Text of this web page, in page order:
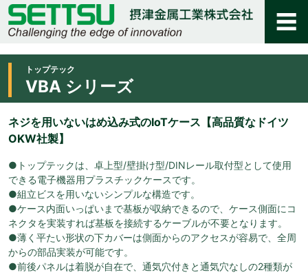
トップテック
VBA シリーズ
ネジを用いないはめ込み式のIoTケース【高品質なドイツ
OKW社製】
●トップテックは、卓上型/壁掛け型/DINレール取付型として使用
できる電子機器用プラスチックケースです。
●組立ビスを用いないシンプルな構造です。
●ケース内面いっぱいまで基板が収納できるので、ケース側面にコ
ネクタを実装すれば基板を接続するケーブルが不要となります。
●薄く平たい形状の下カバーは側面からのアクセスが容易で、全周
からの部品実装が可能です。
●前後パネルは着脱が自在で、通気穴付きと通気穴なしの2種類が